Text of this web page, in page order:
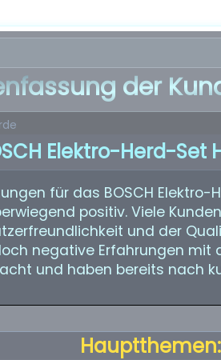
der
Elektro-Herd-Set
für das BOSCH Elektro-
positiv. Viele
und der
negative Erfahrungen mit
und haben bereits nach
Hauptthemen: